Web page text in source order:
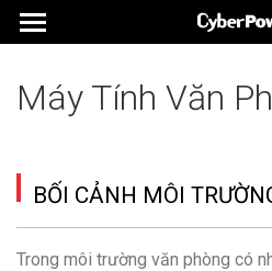
Máy Tính Văn
BỐI CẢNH MÔI
Trong môi trường văn phòng có